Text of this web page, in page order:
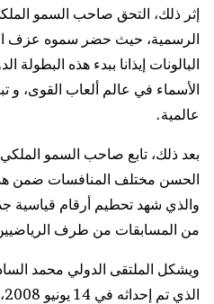
إثر ذلك، التحق صاحب السمو
الرسمية، حيث حضر سموه عزف
البالونات إيذانا ببدء هذه البطولة
عالمية.
بعد ذلك، تابع صاحب السمو الملكي
الحسن مختلف المنافسات ضمن
والذي شهد تحطيم أرقام قياسية
من المسابقات من طرف
ويشكل الملتقى الدولي محمد